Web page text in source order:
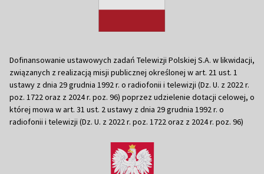
Dofinansowanie ustawowych zadań Telewizji Polskiej S.A. w likwidacji,
związanych z realizacją misji publicznej określonej w art. 21 ust. 1
ustawy z dnia 29 grudnia 1992 r. o radiofonii i telewizji (Dz. U. z 2022 r.
poz. 1722 oraz z 2024 r. poz. 96) poprzez udzielenie dotacji celowej, o
której mowa w art. 31 ust. 2 ustawy z dnia 29 grudnia 1992 r. o
radiofonii i telewizji (Dz. U. z 2022 r. poz. 1722 oraz z 2024 r. poz. 96)